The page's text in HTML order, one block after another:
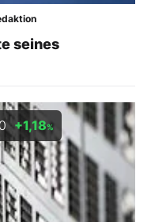
seines
+1,18%